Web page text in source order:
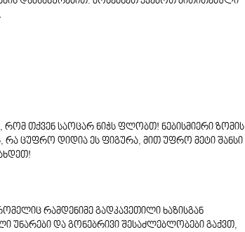
რომ თქვენ საოცარ ნიჭს ფლობთ! ნებისმიერი ზომის
რა ცუფრო დიდია ეს ფიგურა, მით უფრო მეტი შანსი
რამდენიმე გადკავეთილი ხაზისგან
უნარები და გონებრივი შესაძლებლობები გაქვთ,